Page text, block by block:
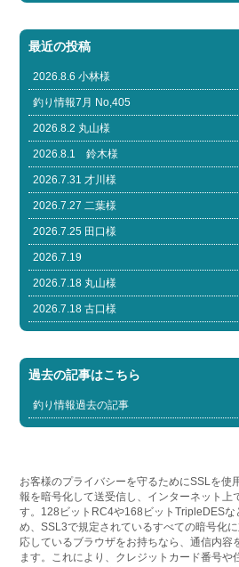
最近の投稿
2026.8.6 小林様
釣り情報7月 No,405
2026.8.2 丸山様
2026.8.1 鈴木様
2026.7.31 才川様
2026.7.27 二葉様
2026.7.25 田口様
2026.7.19
2026.7.18 丸山様
2026.7.18 古口様
過去の記事はこちら
釣り情報過去の記事
お客様のプライバシーを守るためにSSLを使
報を暗号化して送受信し、インターネット上
す。128ビットRC4や168ビットTripleDESな
め、SSL3で規定されているすべての暗号化
応しているブラウザをお持ちなら、通信内容
ます。これにより、クレジットカード番号や